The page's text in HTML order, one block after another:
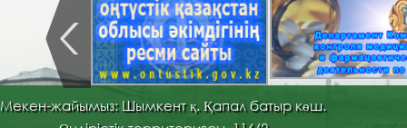
Мекен-жайымыз: Шымкент қ. Қапал батыр көш.